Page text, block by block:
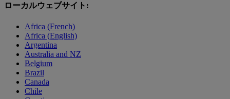
ローカルウェブサイト:
Africa (French)
Africa (English)
Argentina
Australia and NZ
Belgium
Brazil
Canada
Chile